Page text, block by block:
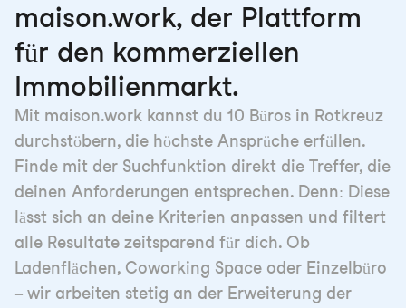
maison.work, der Plattform
für den kommerziellen
Immobilienmarkt.
Mit maison.work kannst du 10 Büros in Rotkreuz
durchstöbern, die höchste Ansprüche erfüllen.
Finde mit der Suchfunktion direkt die Treffer, die
deinen Anforderungen entsprechen. Denn: Diese
lässt sich an deine Kriterien anpassen und filtert
alle Resultate zeitsparend für dich. Ob
Ladenflächen, Coworking Space oder Einzelbüro
– wir arbeiten stetig an der Erweiterung der